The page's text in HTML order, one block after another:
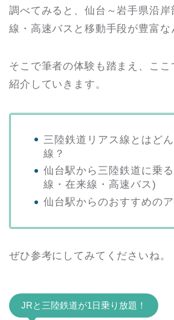
調べてみると、仙台～岩手県沿岸
線・高速バスと移動手段が豊富な
そこで筆者の体験も踏まえ、ここ
紹介していきます。
三陸鉄道リアス線とはど
線？
仙台駅から三陸鉄道に乗
線・在来線・高速バス)
仙台駅からのおすすめの
ぜひ参考にしてみてくださいね。
JRと三陸鉄道が1日乗り放題！